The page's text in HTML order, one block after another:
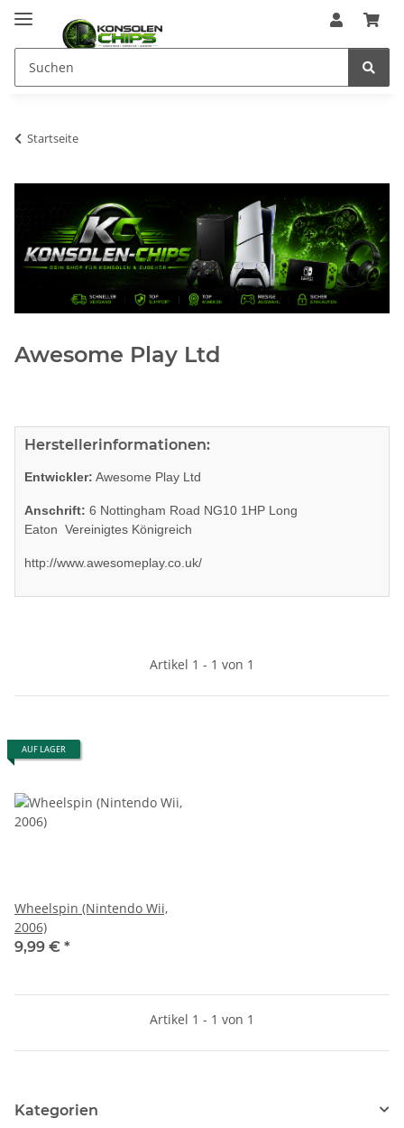
Startseite
Awesome Play Ltd
Herstellerinformationen:
Entwickler: Awesome Play Ltd
Anschrift: 6 Nottingham Road NG10 1HP Long
Eaton Vereinigtes Königreich
http://www.awesomeplay.co.uk/
Artikel 1 - 1 von 1
AUF LAGER
Wheelspin (Nintendo Wii,
2006)
9,99 € *
Artikel 1 - 1 von 1
Kategorien